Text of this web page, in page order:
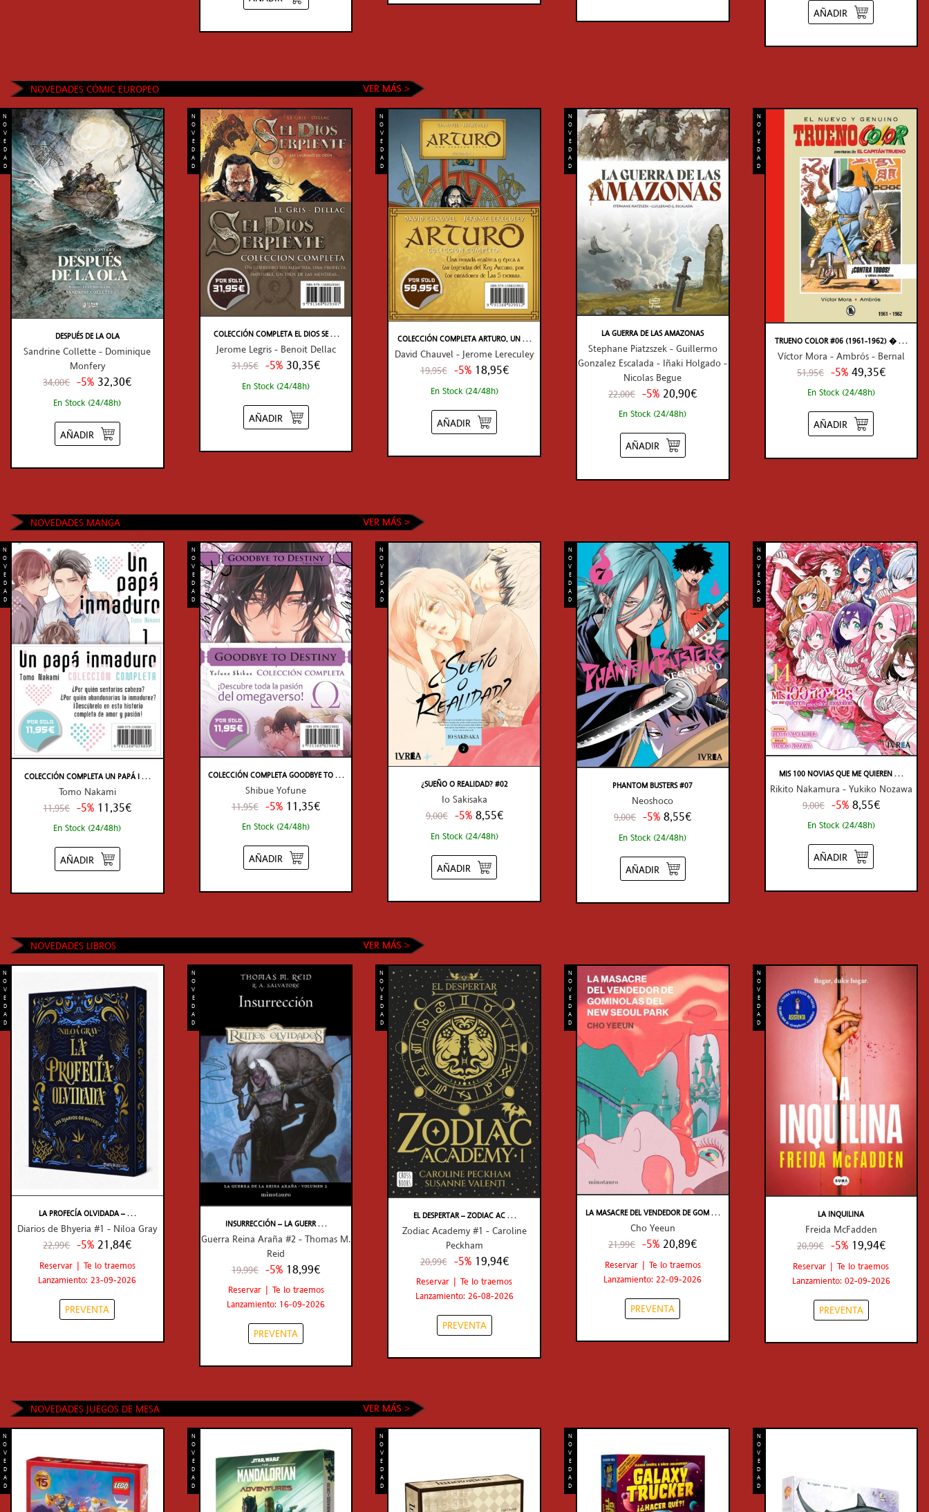
AÑADIR
NOVEDADES CÓMIC EUROPEO
N
O
V
E
D
A
D
DESPUÉS DE LA OLA
Sandrine Collette - Dominique
Monfery
34,00€ -5% 32,30€
En Stock (24/48h)
AÑADIR
N
O
V
E
D
A
D
COLECCIÓN COMPLETA EL DIOS SE . . .
Jerome Legris - Benoit Dellac
31,95€ -5% 30,35€
En Stock (24/48h)
AÑADIR
N
O
V
E
D
A
D
COLECCIÓN COMPLETA ARTURO, UN . . .
David Chauvel - Jerome Lereculey
19,95€ -5% 18,95€
En Stock (24/48h)
AÑADIR
N
O
V
E
D
A
D
LA GUERRA DE LAS AMAZONAS
Stephane Piatzszek - Guillermo
Gonzalez Escalada - Iñaki Holgado -
Nicolas Begue
22,00€ -5%20,90€
En Stock (24/48h)
AÑADIR
N
O
V
E
D
A
D
TRUENO COLOR #06 (1961-1962) � . . .
Víctor Mora - Ambrós - Bernal
51,95€ -5% 49,35€
En Stock (24/48h)
AÑADIR
NOVEDADES MANGA
N
O
V
E
D
A
D
COLECCIÓN COMPLETA UN PAPÁ I . . .
Tomo Nakami
11,95€ -5% 11,35€
En Stock (24/48h)
AÑADIR
N
O
V
E
D
A
D
COLECCIÓN COMPLETA GOODBYE TO . . .
Shibue Yofune
11,95€ -5% 11,35€
En Stock (24/48h)
AÑADIR
N
O
V
E
D
A
D
¿SUEÑO O REALIDAD? #02
Io Sakisaka
9,00€ -5% 8,55€
En Stock (24/48h)
AÑADIR
N
O
V
E
D
A
D
PHANTOM BUSTERS #07
Neoshoco
9,00€ -5%8,55€
En Stock (24/48h)
AÑADIR
N
O
V
E
D
A
D
MIS 100 NOVIAS QUE ME QUIEREN . . .
Rikito Nakamura - Yukiko Nozawa
9,00€ -5% 8,55€
En Stock (24/48h)
AÑADIR
NOVEDADES LIBROS
N
O
V
E
D
A
D
LA PROFECÍA OLVIDADA – . . .
Diarios de Bhyeria #1 - Niloa Gray
22,99€ -5%21,84€
Reservar | Te lo traemos
Lanzamiento: 23-09-2026
PREVENTA
N
O
V
E
D
A
D
INSURRECCIÓN – LA GUERR . . .
Guerra Reina Araña #2 - Thomas M.
Reid
19,99€ -5% 18,99€
Reservar | Te lo traemos
Lanzamiento: 16-09-2026
PREVENTA
N
O
V
E
D
A
D
EL DESPERTAR – ZODIAC AC . . .
Zodiac Academy #1 - Caroline
Peckham
20,99€ -5% 19,94€
Reservar | Te lo traemos
Lanzamiento: 26-08-2026
PREVENTA
N
O
V
E
D
A
D
LA MASACRE DEL VENDEDOR DE GOM . . .
Cho Yeeun
21,99€ -5%20,89€
Reservar | Te lo traemos
Lanzamiento: 22-09-2026
PREVENTA
N
O
V
E
D
A
D
LA INQUILINA
Freida McFadden
20,99€ -5% 19,94€
Reservar | Te lo traemos
Lanzamiento: 02-09-2026
PREVENTA
NOVEDADES JUEGOS DE MESA
N
O
V
E
D
A
D
N
O
V
E
D
A
D
N
O
V
E
D
A
D
N
O
V
E
D
A
D
N
O
V
E
D
A
D